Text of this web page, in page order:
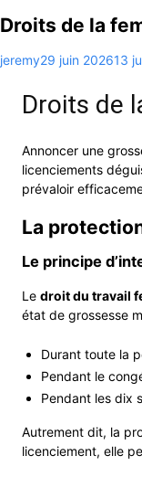
Droits de la
jeremy29 juin 202613
Droits de
Annoncer une
licenciements
prévaloir
La
Le principe
Le droit du travail
état de grossesse
Durant toute la
Pendant le
Pendant les dix
Autrement dit, la
licenciement, elle